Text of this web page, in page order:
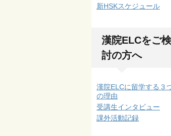
新HSKスケジュール
漢院ELCをご検
討の方へ
漢院ELCに留学する３
の理由
受講生インタビュー
課外活動記録